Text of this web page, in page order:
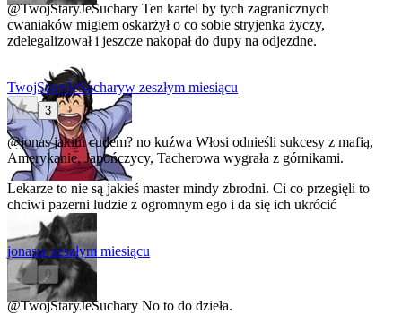
@TwojStaryJeSuchary Ten kartel by tych zagranicznych
cwaniaków migiem oskarżył o co sobie stryjenka życzy,
zdelegalizował i jeszcze nakopał do dupy na odjezdne.
TwojStaryJeSucharyw zeszłym miesiącu
3
@jonasjakim cudem? no kuźwa Włosi odnieśli sukcesy z mafią,
Amerykanie, Japończycy, Tacherowa wygrała z górnikami.
Lekarze to nie są jakieś master mindy zbrodni. Ci co przegięli to
chciwi pazerni ludzie z ogromnym ego i da się ich ukrócić
jonasw zeszłym miesiącu
0
@TwojStaryJeSuchary No to do dzieła.